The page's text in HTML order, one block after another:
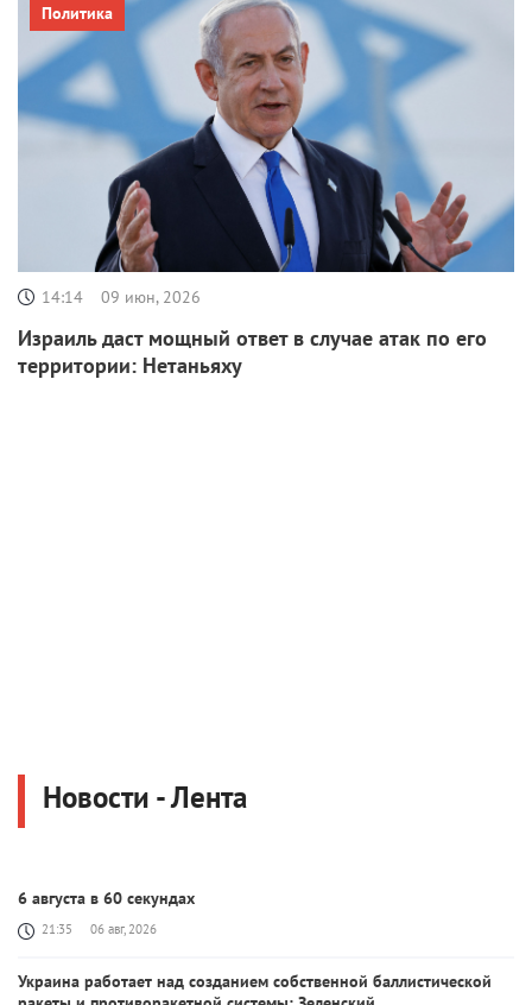
14:14 09 июн, 2026
Израиль даст мощный ответ в случае атак по его
территории: Нетаньяху
Политика
Новости - Лента
6 августа в 60 секундах
21:35 06 авг, 2026
Украина работает над созданием собственной баллистической